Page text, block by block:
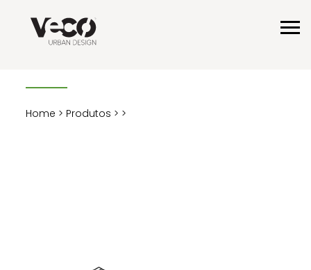
Home > Produtos > >